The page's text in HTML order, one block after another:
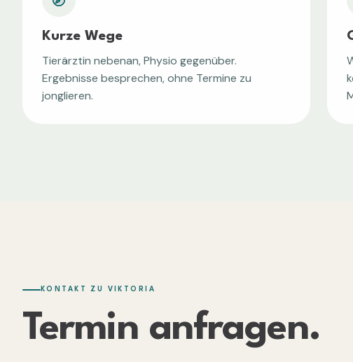
Kurze Wege
Tierärztin nebenan, Physio gegenüber.
Ergebnisse besprechen, ohne Termine zu
jonglieren.
KONTAKT ZU VIKTORIA
Termin anfragen.